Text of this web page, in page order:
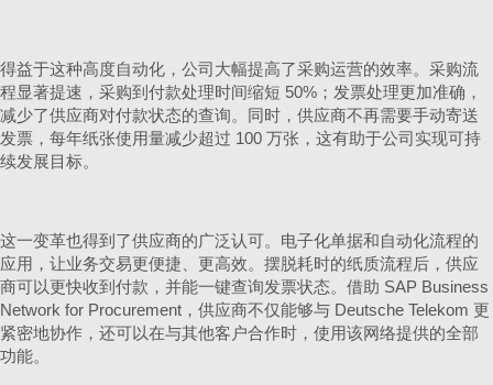
得益于这种高度自动化，公司大幅提高了采购运营的效率。采购流
程显著提速，采购到付款处理时间缩短 50%；发票处理更加准确，
减少了供应商对付款状态的查询。同时，供应商不再需要手动寄送
发票，每年纸张使用量减少超过 100 万张，这有助于公司实现可持
续发展目标。
这一变革也得到了供应商的广泛认可。电子化单据和自动化流程的
应用，让业务交易更便捷、更高效。摆脱耗时的纸质流程后，供应
商可以更快收到付款，并能一键查询发票状态。借助 SAP Business
Network for Procurement，供应商不仅能够与 Deutsche Telekom 更
紧密地协作，还可以在与其他客户合作时，使用该网络提供的全部
功能。